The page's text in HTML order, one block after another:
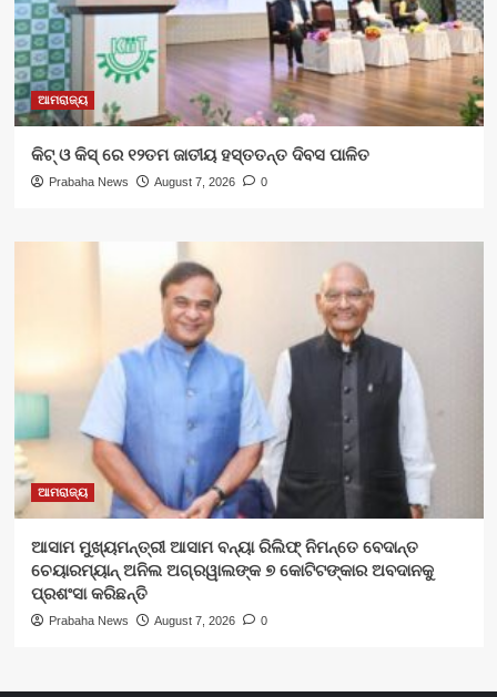
ଆମରାଜ୍ୟ
କିଟ୍‍ ଓ କିସ୍‍ ରେ ୧୨ତମ ଜାତୀୟ ହସ୍ତତନ୍ତ ଦିବସ ପାଳିତ
Prabaha News August 7, 2026 0
ଆମରାଜ୍ୟ
ଆସାମ ମୁଖ୍ୟମନ୍ତ୍ରୀ ଆସାମ ବନ୍ୟା ରିଲିଫ୍ ନିମନ୍ତେ ବେଦାନ୍ତ
ଚେୟାରମ୍ୟାନ୍ ଅନିଲ ଅଗ୍ରୱାଲଙ୍କ ୭ କୋଟିଟଙ୍କାର ଅବଦାନକୁ
ପ୍ରଶଂସା କରିଛନ୍ତି
Prabaha News August 7, 2026 0